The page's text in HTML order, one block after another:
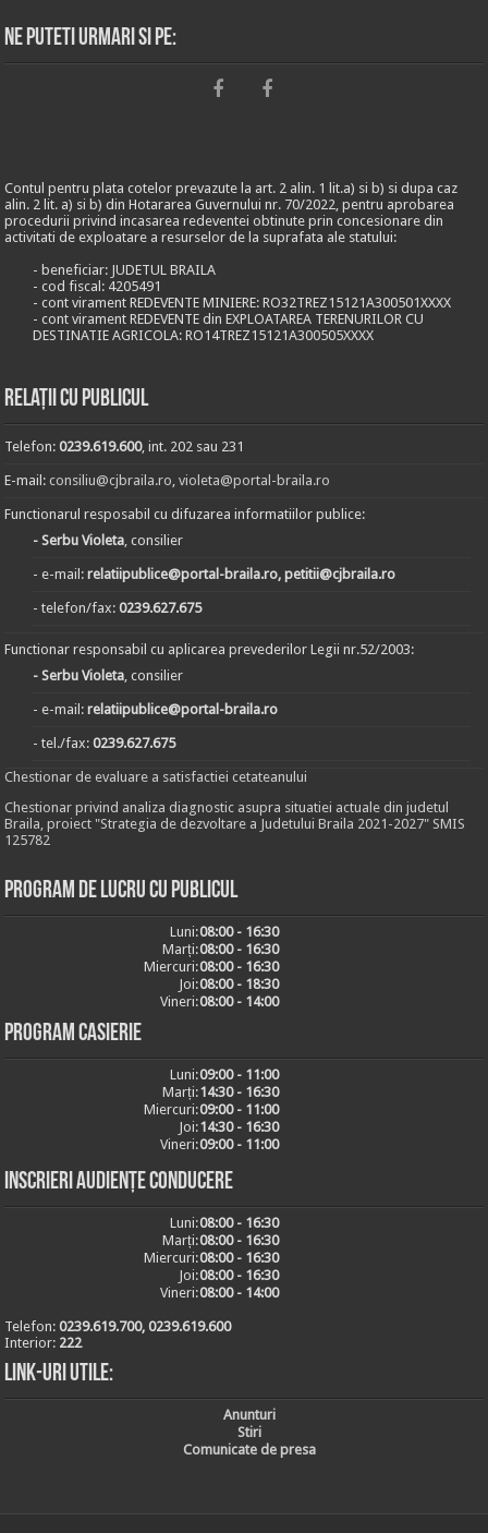
Ne puteti urmari si pe:
Contul pentru plata cotelor prevazute la art. 2 alin. 1 lit.a) si b) si dupa caz
alin. 2 lit. a) si b) din Hotararea Guvernului nr. 70/2022, pentru aprobarea
procedurii privind incasarea redeventei obtinute prin concesionare din
activitati de exploatare a resurselor de la suprafata ale statului:
- beneficiar: JUDETUL BRAILA
- cod fiscal: 4205491
- cont virament REDEVENTE MINIERE: RO32TREZ15121A300501XXXX
- cont virament REDEVENTE din EXPLOATAREA TERENURILOR CU
DESTINATIE AGRICOLA: RO14TREZ15121A300505XXXX
Relații cu publicul
Telefon:0239.619.600, int. 202 sau 231
E-mail:consiliu@cjbraila.ro ,violeta@portal-braila.ro
Functionarul resposabil cu difuzarea informatiilor publice:
- Serbu Violeta , consilier
- e-mail:relatiipublice@portal-braila.ro, petitii@cjbraila.ro
- telefon/fax:0239.627.675
Functionar responsabil cu aplicarea prevederilor Legii nr.52/2003:
- Serbu Violeta , consilier
- e-mail:relatiipublice@portal-braila.ro
- tel./fax:0239.627.675
Chestionar de evaluare a satisfactiei cetateanului
Chestionar privind analiza diagnostic asupra situatiei actuale din judetul
Braila, proiect "Strategia de dezvoltare a Judetului Braila 2021-2027" SMIS
125782
Program de lucru cu publicul
Luni:08:00 - 16:30
Marți:08:00 - 16:30
Miercuri:08:00 - 16:30
Joi:08:00 - 18:30
Vineri:08:00 - 14:00
Program casierie
Luni:09:00 - 11:00
Marți:14:30 - 16:30
Miercuri:09:00 - 11:00
Joi:14:30 - 16:30
Vineri:09:00 - 11:00
Inscrieri audiențe conducere
Luni:08:00 - 16:30
Marți:08:00 - 16:30
Miercuri:08:00 - 16:30
Joi:08:00 - 16:30
Vineri:08:00 - 14:00
Telefon:0239.619.700, 0239.619.600
Interior: 222
Link-uri utile:
Anunturi
Stiri
Comunicate de presa